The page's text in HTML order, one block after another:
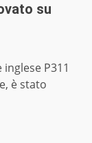
su
P311
è stato